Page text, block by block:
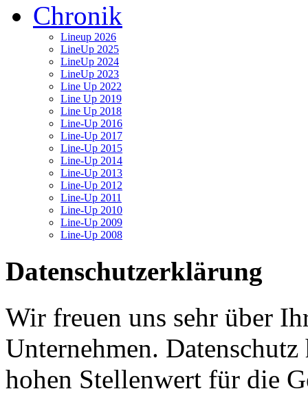
Chronik
Lineup 2026
LineUp 2025
LineUp 2024
LineUp 2023
Line Up 2022
Line Up 2019
Line Up 2018
Line-Up 2016
Line-Up 2017
Line-Up 2015
Line-Up 2014
Line-Up 2013
Line-Up 2012
Line-Up 2011
Line-Up 2010
Line-Up 2009
Line-Up 2008
Datenschutzerklärung
Wir freuen uns sehr über
Unternehmen. Datenschutz
hohen Stellenwert für die